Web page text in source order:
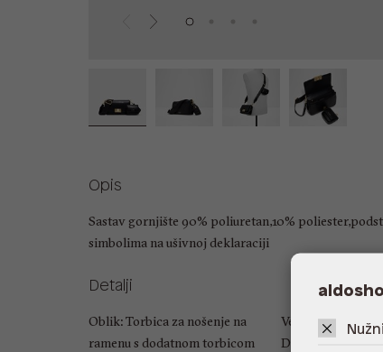
Opis
Sastav gornjište 90% poliuretan,10%
simbolima na ušivnoj deklaraciji
Detalji
Oblik: Torbica za nošenje na
ramenu s dodatnom torbicom
Veličina: UNIC
Duljina ručke:
Nužni